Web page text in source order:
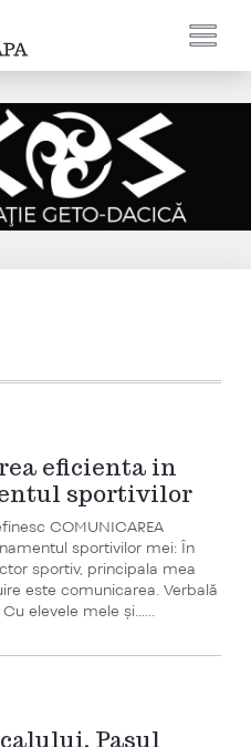
eficienta in
sportivilor
COMUNICAREA
sportivilor mei: În
sportiv, principala mea
este comunicarea. Verbală
elevele mele și…...
Pasul